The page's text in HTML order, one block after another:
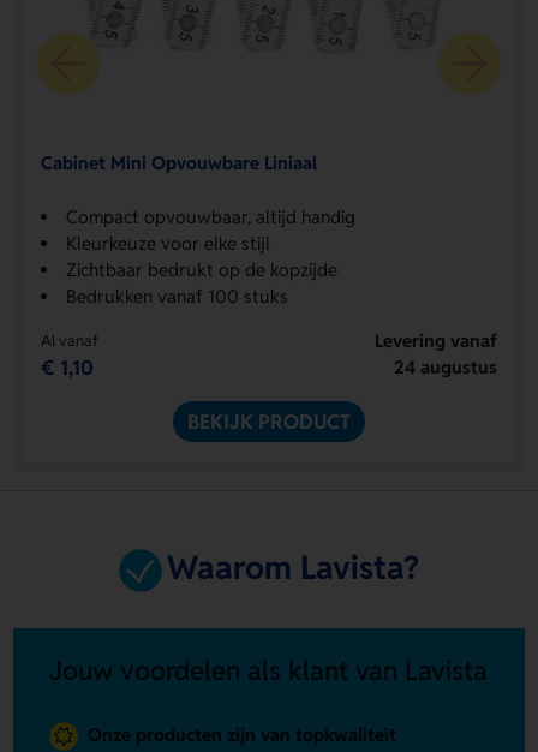
Cabinet Mini Opvouwbare Liniaal
Compact opvouwbaar, altijd handig
Kleurkeuze voor elke stijl
Zichtbaar bedrukt op de kopzijde
Bedrukken vanaf 100 stuks
Al vanaf
€ 1,10
Levering vanaf
24 augustus
BEKIJK PRODUCT
Waarom Lavista?
Jouw voordelen als klant van Lavista
Onze producten zijn van topkwaliteit